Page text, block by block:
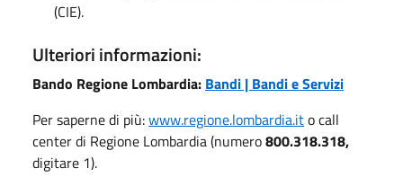
(CIE).
Ulteriori informazioni:
Bando Regione Lombardia: Bandi | Bandi e Servizi
Per saperne di più:www.regione.lombardia.ito call
center di Regione Lombardia (numero800.318.318,
digitare 1).